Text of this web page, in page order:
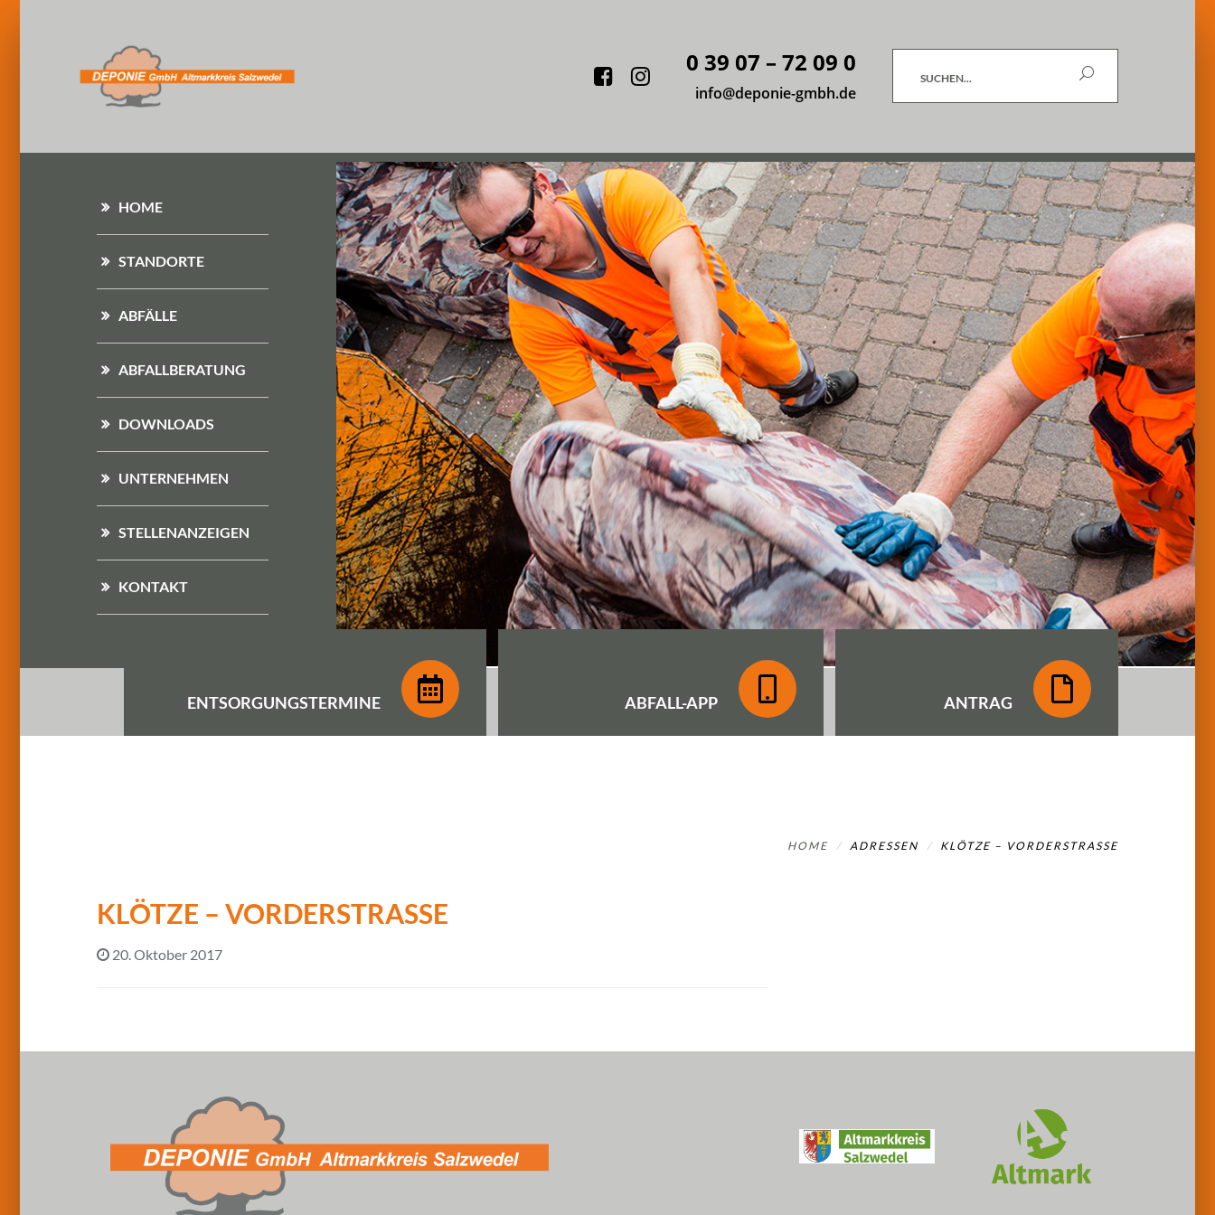
Facebook
Instagram
0 39 07 – 72 09 0
info@deponie-gmbh.de
Suchen
HOME
STANDORTE
ABFÄLLE
ABFALLBERATUNG
DOWNLOADS
UNTERNEHMEN
STELLENANZEIGEN
KONTAKT
ENTSORGUNGSTERMINE ABFALL-APP ANTRAG
HOME ADRESSEN KLÖTZE – VORDERSTRASSE
KLÖTZE – VORDERSTRASSE
20. Oktober 2017